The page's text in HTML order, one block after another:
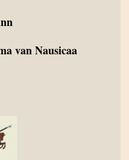
van Nausicaa